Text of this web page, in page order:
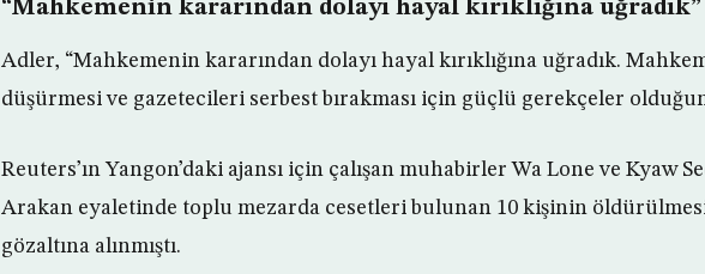
“Mahkemenin kararından dolayı hayal kırıklığına uğradık”
Adler, “Mahkemenin kararından dolayı hayal kırıklığına uğradık.
düşürmesi ve gazetecileri serbest bırakması için güçlü gerekçeler
Reuters’ın Yangon’daki ajansı için çalışan muhabirler Wa Lone ve Kyaw
Arakan eyaletinde toplu mezarda cesetleri bulunan 10 kişinin
gözaltına alınmıştı.